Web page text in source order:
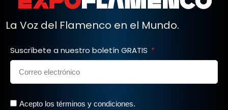
La Voz del Flamenco en el Mundo.
Suscríbete a nuestro boletín GRATIS
Acepto los términos y condiciones.